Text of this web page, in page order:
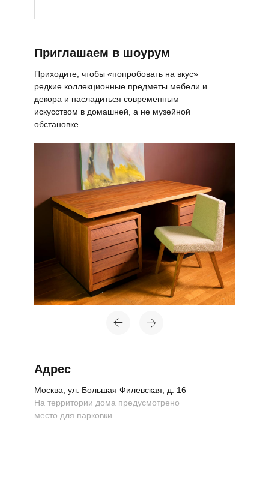
Москва, ул. Большая Филевская, д. 16
Адрес
Приглашаем в шоурум
На территории дома предусмотрено
место для парковки
Приходите, чтобы «попробовать на вкус»
редкие коллекционные предметы мебели и
декора и насладиться современным
искусством в домашней, а не музейной
обстановке.